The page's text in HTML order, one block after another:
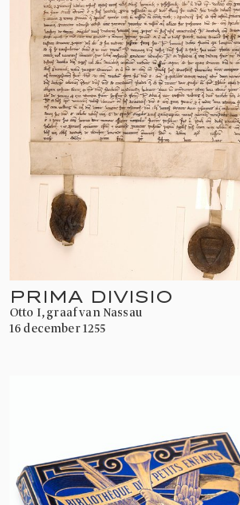
PRIMA DIVISIO
Otto I, graaf van Nassau
16 december 1255